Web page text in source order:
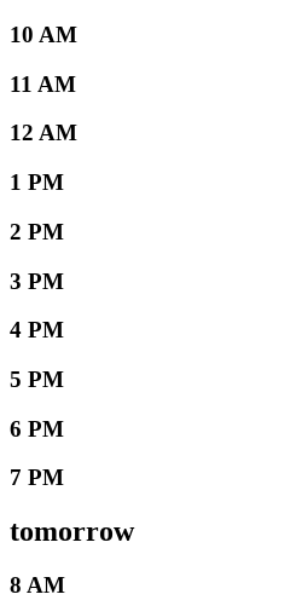
10 AM
11 AM
12 AM
1 PM
2 PM
3 PM
4 PM
5 PM
6 PM
7 PM
tomorrow
8 AM